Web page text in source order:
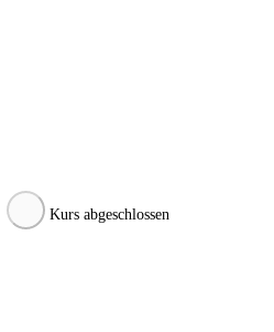
Kurs abgeschlossen